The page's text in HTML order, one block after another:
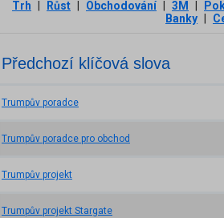
Trh
Růst Obchodování 3М
Banky
Předchozí klíčová slova
Trumpův poradce
Trumpův poradce pro obchod
Trumpův projekt
Trumpův projekt Stargate